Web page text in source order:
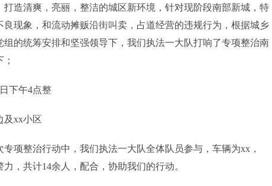
打造清爽，亮丽，整洁的城区新环境，针对现阶段南部新城，特
现象，和流动摊贩沿街叫卖，占道经营的违规行为，根据城乡
的统筹安排和坚强领导下，我们执法一大队打响了专项整治南
下午4点整
及xx小区
项整治行动中，我们执法一大队全体队员参与，车辆为xx，
，共计14余人，配合，协助我们的行动。